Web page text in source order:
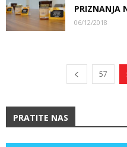
PRIZNANJA
06/12/2018
57
PRATITE NAS